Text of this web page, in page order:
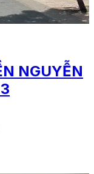
NGUYỄN